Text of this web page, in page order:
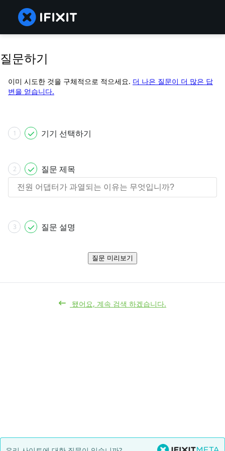
질문하기
이미 시도한 것을 구체적으로 적으세요. 더 나은 질문이 더 많은 답
변을 얻습니다.
1 기기 선택하기
2 질문 제목
3 질문 설명
질문 미리보기
됐어요, 계속 검색 하겠습니다.